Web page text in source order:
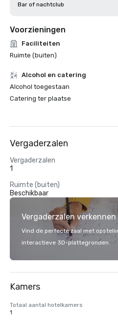
Bar of nachtclub
Voorzieningen
Faciliteiten
Ruimte (buiten)
Alcohol en catering
Alcohol toegestaan
Catering ter plaatse
Vergaderzalen
Vergaderzalen
1
Ruimte (buiten)
Beschikbaar
Vergaderzalen verkennen
Vind de perfecte zaal met
interactieve 3D-plattegronden.
Kamers
Totaal aantal hotelkamers
1